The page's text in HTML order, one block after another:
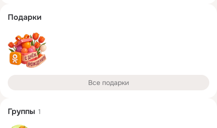
Подарки
Все подарки
Группы 1